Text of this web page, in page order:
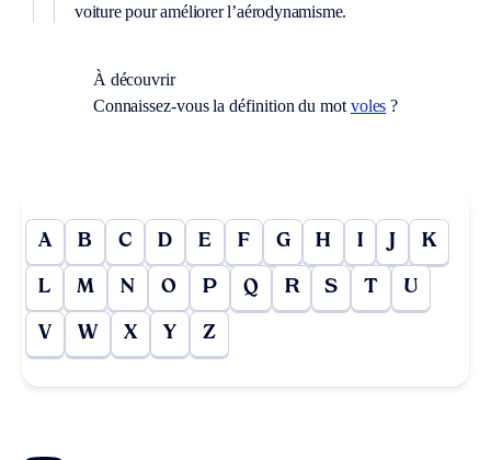
voiture pour améliorer l’aérodynamisme.
À découvrir
Connaissez-vous la définition du mot voles ?
A B C D E F G H I J K
L M N O P Q R S T U
V W X Y Z